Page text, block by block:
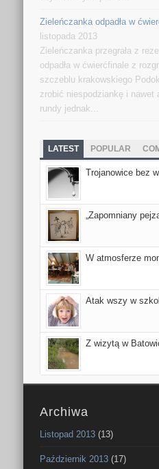
Zieleńczanka odpadła w
listopada 2013
Zieleńczanka przegrała z
odpadła w ćwierćfinale z
szczeblu krakowskiego
zrobić niespodziankę i nawet
rundy jednak...
LATEST POPULAR
Trojanowice bez
„Zapomniany
W atmosferze
Atak wszy w
Z wizytą w
Archiwa
Listopad 2013 (13)
Październik 2013 (17)